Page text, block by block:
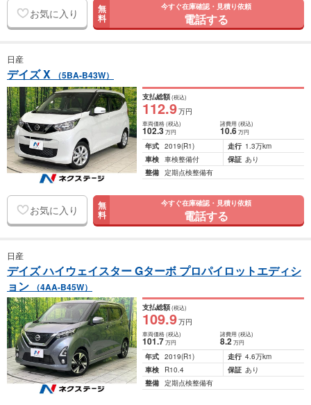
お気に入り 無
料
今すぐ在庫確認・見積り依頼
電話する
日産
デイズ X （5BA-B43W）
支払総額(税込)
112.9万円
車両価格(税込)
102.3万円
諸費用 (税込)
10.6 万円
年式 2019(R1) 走行 1.3万km
車検 車検整備付 保証 あり
整備 定期点検整備有
お気に入り 無
料
今すぐ在庫確認・見積り依頼
電話する
日産
デイズ ハイウェイスター Gターボ プロパイロットエディシ
ョン
（4AA-B45W）
支払総額(税込)
109.9万円
車両価格(税込)
101.7万円
諸費用 (税込)
8.2 万円
年式 2019(R1) 走行 4.6万km
車検
R10.4 保証 あり
整備 定期点検整備有